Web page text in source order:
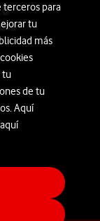
terceros para
tu
más
tu
de tu
Aquí